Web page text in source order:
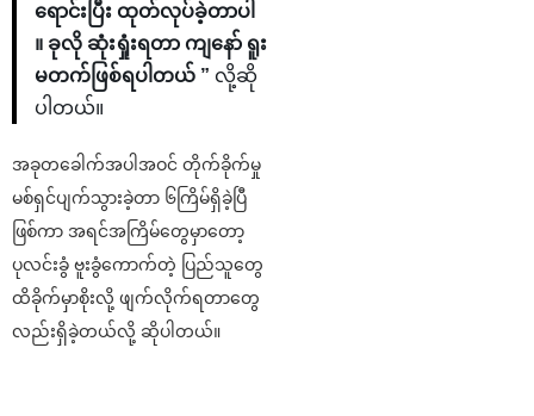
ရောင်းပြီး ထုတ်လုပ်ခဲ့တာပါ
။ ခုလို ဆုံးရှုံးရတာ ကျနော် ရူး
မတက်ဖြစ်ရပါတယ် ” လို့ဆို
ပါတယ်။
အခုတခေါက်အပါအဝင် တိုက်ခိုက်မှု
မစ်ရှင်ပျက်သွားခဲ့တာ ၆ကြိမ်ရှိခဲ့ပြီ
ဖြစ်ကာ အရင်အကြိမ်တွေမှာတော့
ပုလင်းခွံ ဗူးခွံကောက်တဲ့ ပြည်သူတွေ
ထိခိုက်မှာစိုးလို့ ဖျက်လိုက်ရတာတွေ
လည်းရှိခဲ့တယ်လို့ ဆိုပါတယ်။